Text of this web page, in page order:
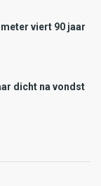
viert 90 jaar
dicht na vondst